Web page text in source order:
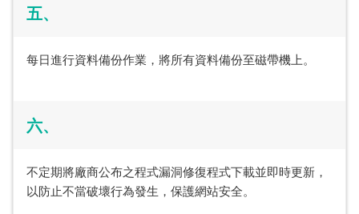
五、
每日進行資料備份作業，將所有資料備份至磁帶機上。
六、
不定期將廠商公布之程式漏洞修復程式下載並即時更新，
以防止不當破壞行為發生，保護網站安全。